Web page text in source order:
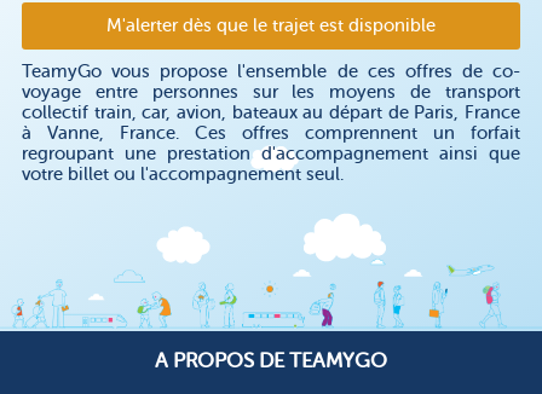
M'alerter dès que le trajet est disponible
TeamyGo vous propose l'ensemble de ces offres de co-
voyage entre personnes sur les moyens de transport
collectif train, car, avion, bateaux au départ de Paris, France
à Vanne, France. Ces offres comprennent un forfait
regroupant une prestation d'accompagnement ainsi que
votre billet ou l'accompagnement seul.
A PROPOS DE TEAMYGO